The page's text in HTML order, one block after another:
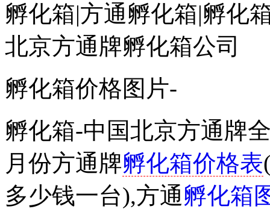
孵化箱|方通孵化箱|孵化
北京方通牌孵化箱公司
孵化箱价格图片-
孵化箱-中国北京方通牌
月份方通牌孵化箱价格表
多少钱一台),方通孵化箱